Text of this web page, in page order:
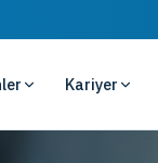
Kariyer